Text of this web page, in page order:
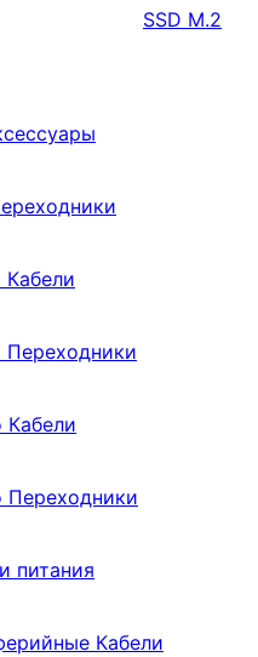
SSD M.2
Кабели
Переходники
Кабели
Переходники
питания
Кабели